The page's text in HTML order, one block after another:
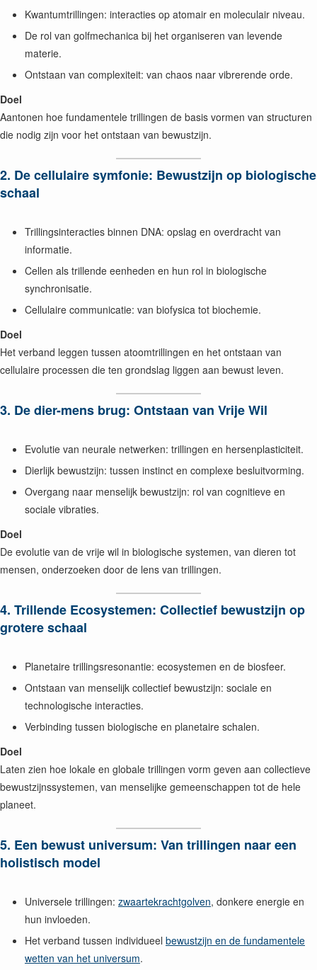
Kwantumtrillingen: interacties op atomair en moleculair niveau.
De rol van golfmechanica bij het organiseren van levende
materie.
Ontstaan van complexiteit: van chaos naar vibrerende orde.
Doel
Aantonen hoe fundamentele trillingen de basis vormen van structuren
die nodig zijn voor het ontstaan van bewustzijn.
2. De cellulaire symfonie: Bewustzijn op biologische
schaal
Trillingsinteracties binnen DNA: opslag en overdracht van
informatie.
Cellen als trillende eenheden en hun rol in biologische
synchronisatie.
Cellulaire communicatie: van biofysica tot biochemie.
Doel
Het verband leggen tussen atoomtrillingen en het ontstaan van
cellulaire processen die ten grondslag liggen aan bewust leven.
3. De dier-mens brug: Ontstaan van Vrije Wil
Evolutie van neurale netwerken: trillingen en hersenplasticiteit.
Dierlijk bewustzijn: tussen instinct en complexe besluitvorming.
Overgang naar menselijk bewustzijn: rol van cognitieve en
sociale vibraties.
Doel
De evolutie van de vrije wil in biologische systemen, van dieren tot
mensen, onderzoeken door de lens van trillingen.
4. Trillende Ecosystemen: Collectief bewustzijn op
grotere schaal
Planetaire trillingsresonantie: ecosystemen en de biosfeer.
Ontstaan van menselijk collectief bewustzijn: sociale en
technologische interacties.
Verbinding tussen biologische en planetaire schalen.
Doel
Laten zien hoe lokale en globale trillingen vorm geven aan collectieve
bewustzijnssystemen, van menselijke gemeenschappen tot de hele
planeet.
5. Een bewust universum: Van trillingen naar een
holistisch model
Universele trillingen: zwaartekrachtgolven, donkere energie en
hun invloeden.
Het verband tussen individueel bewustzijn en de fundamentele
wetten van het universum.